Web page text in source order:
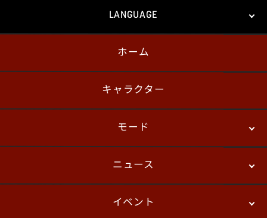
LANGUAGE
English
ホーム
キャラクター
モード
バトル
ニュース
パッチノート
イベント